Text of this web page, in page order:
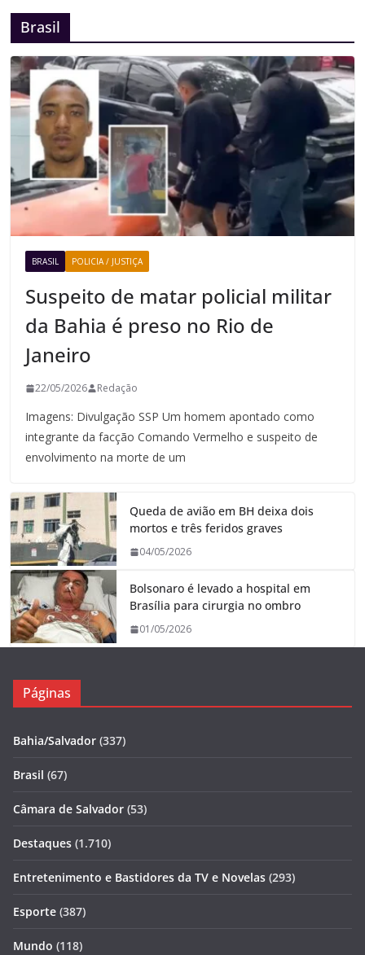
Brasil
BRASIL POLICIA / JUSTIÇA
Suspeito de matar policial militar
da Bahia é preso no Rio de
Janeiro
22/05/2026 Redação
Imagens: Divulgação SSP Um homem apontado como
integrante da facção Comando Vermelho e suspeito de
envolvimento na morte de um
Queda de avião em BH deixa dois
mortos e três feridos graves
04/05/2026
Bolsonaro é levado a hospital em
Brasília para cirurgia no ombro
01/05/2026
Páginas
Bahia/Salvador (337)
Brasil (67)
Câmara de Salvador (53)
Destaques (1.710)
Entretenimento e Bastidores da TV e Novelas (293)
Esporte (387)
Mundo (118)